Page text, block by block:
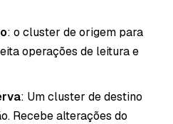
: o cluster de origem para
operações de leitura e
: Um cluster de destino
Recebe alterações do